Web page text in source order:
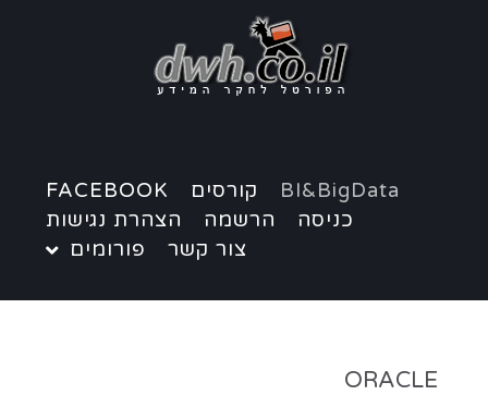
BI&BigData קורסים
FACEBOOK
כניסה
הרשמה
הצהרת נגישות
צור קשר
פורומים
ORACLE